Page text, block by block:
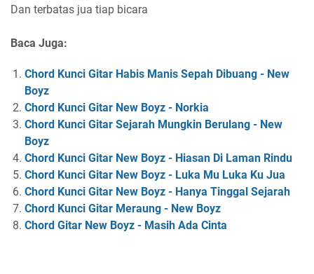
Dan terbatas jua tiap bicara
Baca Juga:
Chord Kunci Gitar Habis Manis Sepah Dibuang - New
Boyz
Chord Kunci Gitar New Boyz - Norkia
Chord Kunci Gitar Sejarah Mungkin Berulang - New
Boyz
Chord Kunci Gitar New Boyz - Hiasan Di Laman Rindu
Chord Kunci Gitar New Boyz - Luka Mu Luka Ku Jua
Chord Kunci Gitar New Boyz - Hanya Tinggal Sejarah
Chord Kunci Gitar Meraung - New Boyz
Chord Gitar New Boyz - Masih Ada Cinta